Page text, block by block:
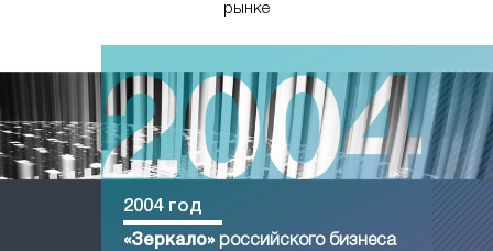
рынке
2004 год
«Зеркало»российского бизнеса